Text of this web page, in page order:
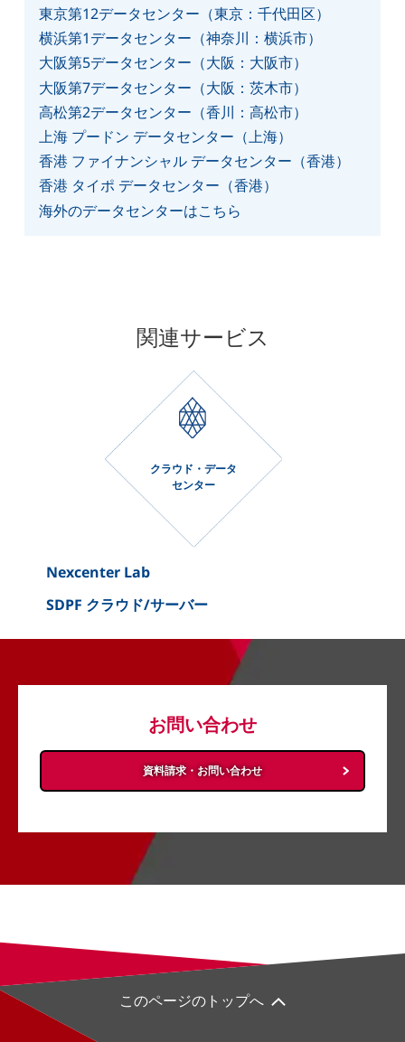
東京第12データセンター（東京：千代田区）
横浜第1データセンター（神奈川：横浜市）
大阪第5データセンター（大阪：大阪市）
大阪第7データセンター（大阪：茨木市）
高松第2データセンター（香川：高松市）
上海 プードン データセンター（上海）
香港 ファイナンシャル データセンター（香港）
香港 タイポ データセンター（香港）
海外のデータセンターはこちら
関連サービス
クラウド・データ
センター
Nexcenter Lab
SDPF クラウド/サーバー
お問い合わせ
資料請求・お問い合わせ
このページのトップへ